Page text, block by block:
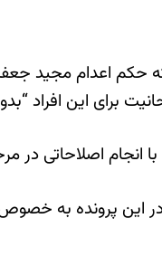
سخنگوی قوه قضائیه ۲۸ بهمن ماه سال گذشته
برای این افراد
انجام اصلاحاتی در
این پرونده به